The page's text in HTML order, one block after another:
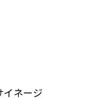
ネージ